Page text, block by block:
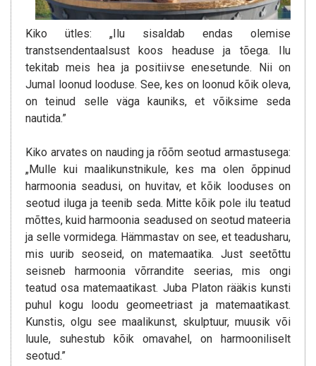
Kiko ütles: „Ilu sisaldab endas olemise
transtsendentaalsust koos headuse ja tõega. Ilu
tekitab meis hea ja positiivse enesetunde. Nii on
Jumal loonud looduse. See, kes on loonud kõik oleva,
on teinud selle väga kauniks, et võiksime seda
nautida.”
Kiko arvates on nauding ja rõõm seotud armastusega:
„Mulle kui maalikunstnikule, kes ma olen õppinud
harmoonia seadusi, on huvitav, et kõik looduses on
seotud iluga ja teenib seda. Mitte kõik pole ilu teatud
mõttes, kuid harmoonia seadused on seotud mateeria
ja selle vormidega. Hämmastav on see, et teadusharu,
mis uurib seoseid, on matemaatika. Just seetõttu
seisneb harmoonia võrrandite seerias, mis ongi
teatud osa matemaatikast. Juba Platon rääkis kunsti
puhul kogu loodu geomeetriast ja matemaatikast.
Kunstis, olgu see maalikunst, skulptuur, muusik või
luule, suhestub kõik omavahel, on harmooniliselt
seotud.”